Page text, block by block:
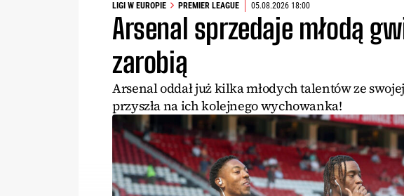
LIGI W EUROPIE PREMIER LEAGUE 05.08.2026 18:00
Arsenal sprzedaje młodą
zarobią
Arsenal oddał już kilka młodych talentów ze
przyszła na ich kolejnego wychowanka!